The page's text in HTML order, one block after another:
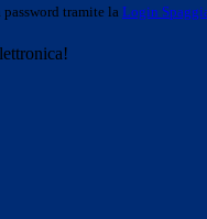
tramite la Login